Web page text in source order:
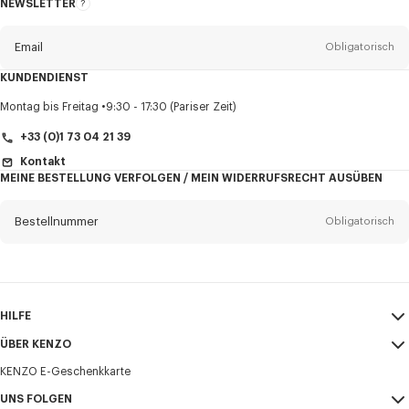
NEWSLETTER
Über
Email Obligatorisch
Anrede Obligatorisch
Veranstaltungen erhalten, die personalisiert werden können,
KUNDENDIENST
Montag bis Freitag 9:30 - 17:30 (Pariser Zeit)
+33 (0)1 73 04 21 39
Kontakt
MEINE BESTELLUNG VERFOLGEN / MEIN WIDERRUFSRECHT AUSÜBEN
Bestellnummer Obligatorisch
HILFE
Mein Konto
Größentabelle
FAQ
ÜBER KENZO
AGB
Impressum und Nutzungsbedingungen
KENZO E-Geschenkkarte
UNS FOLGEN